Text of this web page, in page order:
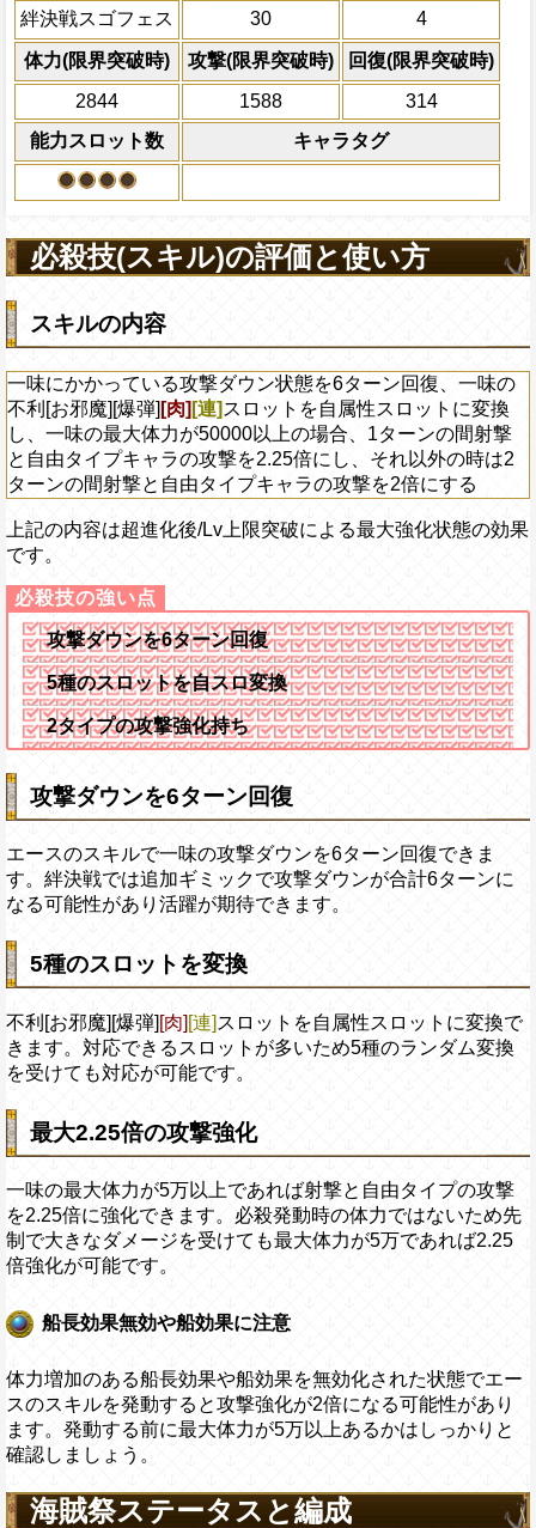
絆決戦スゴフェス 30 4
体力(限界突破時) 攻撃(限界突破時)
回復(限界突破時)
2844
1588
314
能力スロット数
キャラタグ
上限突破
必殺技
全ての防御効果・防
外のダメージを1にす
て敵全体に200万ダ
プレイヤーの一味の
属性スロットに変換
ーンを2短縮する
2ターンの間敵全体の
技属性の被ダメ5%減
自分のスロット封じ状態を5ターン回
必殺技(スキル)の評価と使い方
スキルの内容
一味にかかっている攻撃ダウン状態を6ターン回復、一味の
不利[お邪魔][爆弾] [肉] [連] スロットを自属性スロットに変換
し、一味の最大体力が50000以上の場合、1ターンの間射撃
と自由タイプキャラの攻撃を2.25倍にし、それ以外の時は2
ターンの間射撃と自由タイプキャラの攻撃を2倍にする
上記の内容は超進化後/Lv上限突破による最大強化状態の効果
です。
攻撃ダウンを6ターン回復
5種のスロットを自スロ変換
2タイプの攻撃強化持ち
攻撃ダウンを6ターン回復
エースのスキルで一味の攻撃ダウンを6ターン回復できま
す。絆決戦では追加ギミックで攻撃ダウンが合計6ターンに
なる可能性があり活躍が期待できます。
5種のスロットを変換
不利[お邪魔][爆弾] [肉] [連] スロットを自属性スロットに変換で
きます。対応できるスロットが多いため5種のランダム変換
を受けても対応が可能です。
最大2.25倍の攻撃強化
一味の最大体力が5万以上であれば射撃と自由タイプの攻撃
を2.25倍に強化できます。必殺発動時の体力ではないため先
制で大きなダメージを受けても最大体力が5万であれば2.25
倍強化が可能です。
船長効果無効や船効果に注意
体力増加のある船長効果や船効果を無効化された状態でエー
スのスキルを発動すると攻撃強化が2倍になる可能性があり
ます。発動する前に最大体力が5万以上あるかはしっかりと
確認しましょう。
海賊祭ステータスと編成